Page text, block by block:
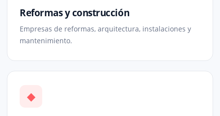
Reformas y construcción
Empresas de reformas, arquitectura, instalaciones y
mantenimiento.
◆